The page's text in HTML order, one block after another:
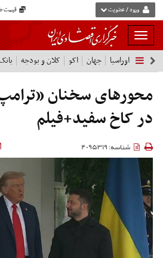
قیمت ورود / عضویت
بار
و
بسته
نمودن
فهرست
اوراسیا جهان اکو کلان و بودجه
محورهای سخنان
در کاخ سفید+فیلم
شناسه: 4095319